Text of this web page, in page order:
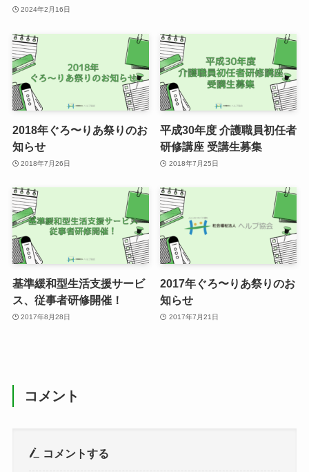
2024年2月16日
2018年ぐろ〜りあ祭りのお
知らせ
2018年7月26日
平成30年度 介護職員初任者
研修講座 受講生募集
2018年7月25日
基準緩和型生活支援サービ
ス、従事者研修開催！
2017年8月28日
2017年ぐろ〜りあ祭りのお
知らせ
2017年7月21日
コメント
コメントする